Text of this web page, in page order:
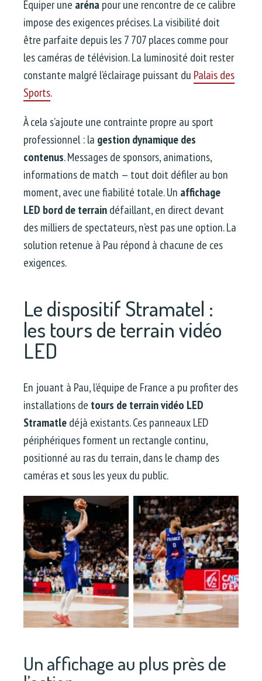
Équiper une arénapour une rencontre de ce calibre
impose des exigences précises. La visibilité doit
être parfaite depuis les 7 707 places comme pour
les caméras de télévision. La luminosité doit rester
constante malgré l’éclairage puissant du Palais des
Sports.
À cela s’ajoute une contrainte propre au sport
professionnel : la gestion dynamique des
contenus. Messages de sponsors, animations,
informations de match — tout doit défiler au bon
moment, avec une fiabilité totale. Un affichage
LED bord de terraindéfaillant, en direct devant
des milliers de spectateurs, n’est pas une option. La
solution retenue à Pau répond à chacune de ces
exigences.
Le dispositif Stramatel :
les tours de terrain vidéo
LED
En jouant à Pau, l’équipe de France a pu profiter des
installations de tours de terrain vidéo LED
Stramatledéjà existants. Ces panneaux LED
périphériques forment un rectangle continu,
positionné au ras du terrain, dans le champ des
caméras et sous les yeux du public.
Un affichage au plus près de